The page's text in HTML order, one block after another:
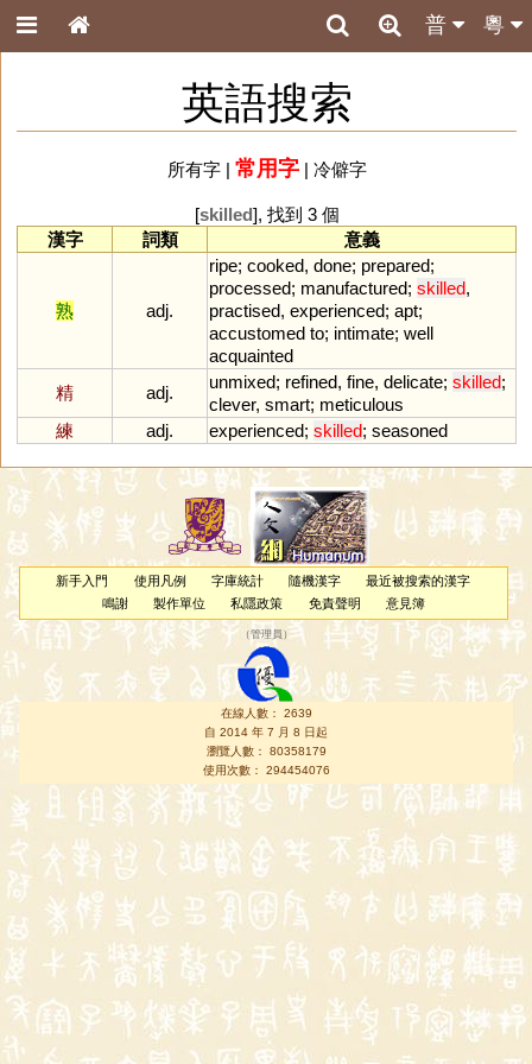
粵
普
英語搜索
所有字| 常用字| 冷僻字
[skilled], 找到 3 個
漢字
詞類 意義
熟 adj.
ripe; cooked, done; prepared;
processed; manufactured; skilled,
practised, experienced; apt;
accustomed to; intimate; well
acquainted
精
adj.
unmixed; refined, fine, delicate; skilled;
clever, smart; meticulous
練
adj. experienced; skilled; seasoned
新手入門 使用凡例 字庫統計 隨機漢字
最近被搜索的漢字
鳴謝
製作單位 私隱政策 免責聲明 意見簿
（管理員 ）
在線人數： 2639
自 2014 年 7 月 8 日起
瀏覽人數： 80358179
使用次數： 294454076